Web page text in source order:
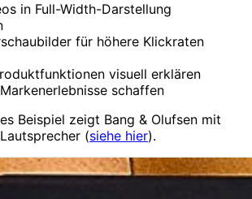
in Full-Width-Darstellung
für höhere Klickraten
visuell erklären
schaffen
Beispiel zeigt Bang & Olufsen mit
(siehe hier).